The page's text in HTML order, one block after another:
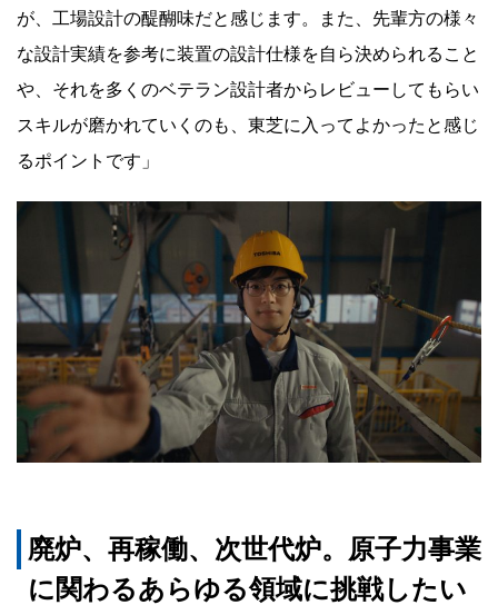
が、工場設計の醍醐味だと感じます。また、先輩方の様々
な設計実績を参考に装置の設計仕様を自ら決められること
や、それを多くのベテラン設計者からレビューしてもらい
スキルが磨かれていくのも、東芝に入ってよかったと感じ
るポイントです」
廃炉、再稼働、次世代炉。原子力事業
に関わるあらゆる領域に挑戦したい